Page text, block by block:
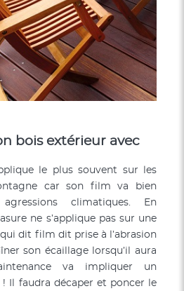
bois extérieur avec
le plus souvent sur les
car son film va bien
climatiques. En
ne s’applique pas sur une
dit film dit prise à l’abrasion
son écaillage lorsqu’il aura
va impliquer un
Il faudra décaper et poncer le